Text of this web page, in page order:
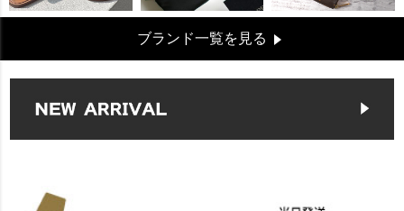
ブランド一覧を見る